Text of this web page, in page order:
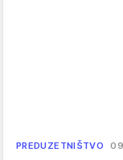
PREDUZETNIŠTVO